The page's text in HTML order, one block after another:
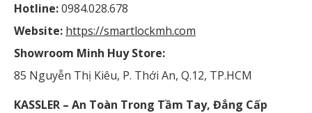
Hotline:0984.028.678
Website: https://smartlockmh.com
Showroom Minh Huy Store:
85 Nguyễn Thị Kiêu, P. Thới An, Q.12, TP.HCM
KASSLER – An Toàn Trong Tầm Tay, Đẳng Cấp